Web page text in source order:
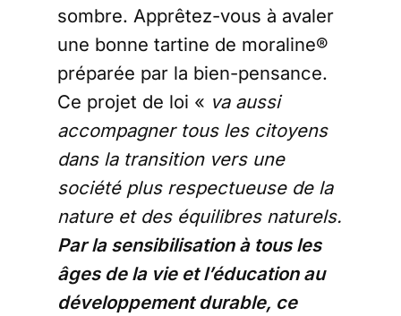
sombre. Apprêtez-vous à avaler
une bonne tartine de moraline®
préparée par la bien-pensance.
Ce projet de loi « va aussi
accompagner tous les citoyens
dans la transition vers une
société plus respectueuse de la
nature et des équilibres naturels.
Par la sensibilisation à tous les
âges de la vie et l’éducation au
développement durable, ce